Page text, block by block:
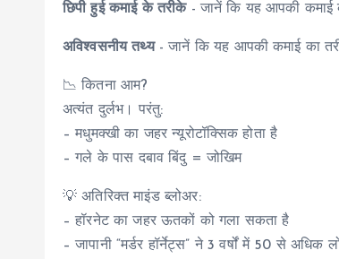
छिपी हुई कमाई के तरीके- जानें कि यह आपकी कमाई
अविश्वसनीय तथ्य- जानें कि यह आपकी कमाई का
📉 कितना आम?
अत्यंत दुर्लभ। परंतु:
– मधुमक्खी का जहर न्यूरोटॉक्सिक होता है
– गले के पास दबाव बिंदु = जोखिम
💡 अतिरिक्त माइंड ब्लोअर:
– हॉरनेट का जहर ऊतकों को गला सकता है
– जापानी “मर्डर हॉर्नेट्स” ने 3 वर्षों में 50 से अधिक